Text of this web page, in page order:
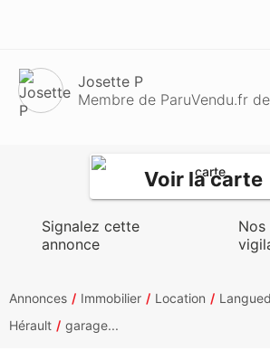
Josette P
Membre de ParuVendu.fr
Voir la carte
Signalez cette
annonce
Nos
Annonces Immobilier Location
Hérault
garage...